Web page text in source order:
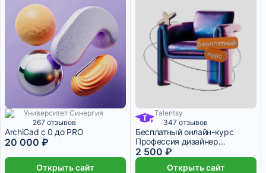
555 ₽/мес 1 месяц
Университет Синергия
267 отзывов
ArchiСad с 0 до PRO
20 000 ₽
Открыть сайт
Talentsy
347 отзывов
Бесплатный онлайн-курс
Профессия дизайнер
интерьера
2 500 ₽
Открыть сайт